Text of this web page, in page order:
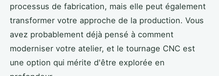
processus de fabrication, mais elle peut également
transformer votre approche de la production. Vous
avez probablement déjà pensé à comment
moderniser votre atelier, et le tournage CNC est
une option qui mérite d'être explorée en